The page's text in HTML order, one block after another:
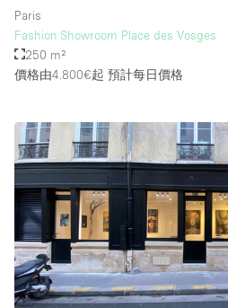
Paris
Fashion Showroom Place des Vosges
250 m²
價格由4.800€起 預計每日價格